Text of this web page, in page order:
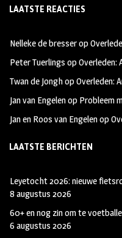
b
oo
k
ag
m
tt
LAATSTE REACTIES
Nelleke de bresserop
Peter Tuerlings opOverleden:
Twan de JonghopOverleden:
Jan van Engelenop Probleem
Jan en Roos van Engelenop
LAATSTE BERICHTEN
Leyetocht 2026: nieuwe
8 augustus 2026
60+ en nog zin om te
6 augustus 2026